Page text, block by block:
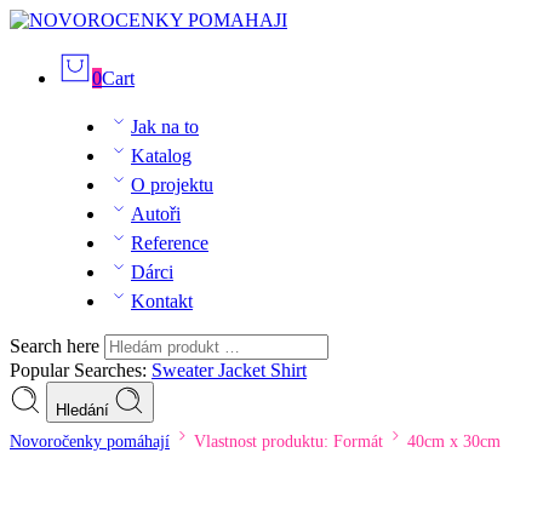
0Cart
Jak na to
Katalog
O projektu
Autoři
Reference
Dárci
Kontakt
Search here
Popular Searches: SweaterJacket Shirt
Hledání
Novoročenky pomáhají Vlastnost produktu: Formát 40cm x 30cm